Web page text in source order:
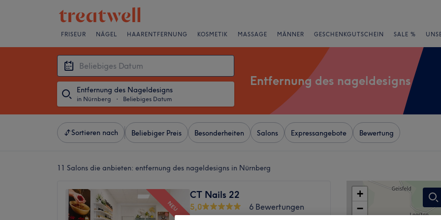
FRISEUR NÄGEL HAARENTFERNUNG KOSMETIK MASSAGE MÄNNER GESCHENKGUTSCHEIN SALE %
Entfernung des Nageldesigns
in Nürnberg ・ Beliebiges Datum
Entfernung des nageldesigns
Sortieren nach Beliebiger Preis Besonderheiten Salons Expressangebote Bewertung
11 Salons die anbieten: entfernung des nageldesigns in Nürnberg
NEU
CT Nails 22
5,0
6 Bewertungen
+
−